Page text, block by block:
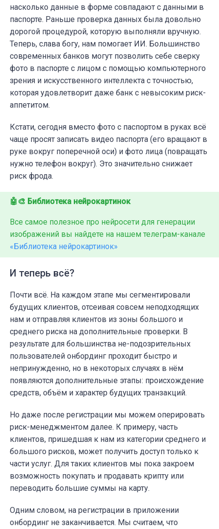
насколько данные в форме совпадают с данными в
паспорте. Раньше проверка данных была довольно
дорогой процедурой, которую выполняли вручную.
Теперь, слава богу, нам помогает ИИ. Большинство
современных банков могут позволить себе сверку
фото в паспорте с лицом с помощью компьютерного
зрения и искусственного интеллекта с точностью,
которая удовлетворит даже банк с невысоким риск-
аппетитом.
Кстати, сегодня вместо фото с паспортом в руках всё
чаще просят записать видео паспорта (его вращают в
руке вокруг поперечной оси) и фото лица (повращать
нужно телефон вокруг). Это значительно снижает
риск фрода.
🤖🎨 Библиотека нейрокартинок
Все самое полезное про нейросети для генерации
изображений вы найдете на нашем телеграм-канале
«Библиотека нейрокартинок»
И теперь всё?
Почти всё. На каждом этапе мы сегментировали
будущих клиентов, отсеивая совсем неподходящих
нам и отправляя клиентов из зоны большого и
среднего риска на дополнительные проверки. В
результате для большинства не-подозрительных
пользователей онбординг проходит быстро и
непринужденно, но в некоторых случаях в нём
появляются дополнительные этапы: происхождение
средств, объём и характер будущих транзакций.
Но даже после регистрации мы можем оперировать
риск-менеджментом далее. К примеру, часть
клиентов, пришедшая к нам из категории среднего и
большого рисков, может получить доступ только к
части услуг. Для таких клиентов мы пока закроем
возможность покупать и продавать крипту или
переводить большие суммы на карту.
Одним словом, на регистрации в приложении
онбординг не заканчивается. Мы считаем, что